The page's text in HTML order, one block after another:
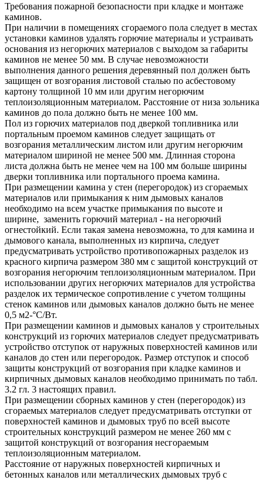
Требования пожарной безопасности при кладке и монтаже
каминов.
При наличии в помещениях сгораемого пола следует в местах
установки каминов удалять горючие материалы и устраивать
основания из негорючих материалов с выходом за габариты
каминов не менее 50 мм. В случае невозможности
выполнения данного решения деревянный пол должен быть
защищен от возгорания листовой сталью по асбестовому
картону толщиной 10 мм или другим негорючим
теплоизоляционным материалом. Расстояние от низа зольника
каминов до пола должно быть не менее 100 мм.
Пол из горючих материалов под дверкой топливника или
портальным проемом каминов следует защищать от
возгорания металлическим листом или другим негорючим
материалом шириной не менее 500 мм. Длинная сторона
листа должна быть не менее чем на 100 мм больше ширины
дверки топливника или портального проема камина.
При размещении камина у стен (перегородок) из сгораемых
материалов или примыкания к ним дымовых каналов
необходимо на всем участке примыкания по высоте и
ширине, заменить горючий материал - на негорючий
огнестойкий. Если такая замена невозможна, то для камина и
дымового канала, выполненных из кирпича, следует
предусматривать устройство противопожарных разделок из
красного кирпича размером 380 мм с защитой конструкций от
возгорания негорючим теплоизоляционным материалом. При
использовании других негорючих материалов для устройства
разделок их термическое сопротивление с учетом толщины
стенок каминов или дымовых каналов должно быть не менее
0,5 м2-°С/Вт.
При размещении каминов и дымовых каналов у строительных
конструкций из горючих материалов следует предусматривать
устройство отступок от наружных поверхностей каминов или
каналов до стен или перегородок. Размер отступок и способ
защиты конструкций от возгорания при кладке каминов и
кирпичных дымовых каналов необходимо принимать по табл.
3.2 гл. 3 настоящих правил.
При размещении сборных каминов у стен (перегородок) из
сгораемых материалов следует предусматривать отступки от
поверхностей каминов и дымовых труб по всей высоте
строительных конструкций размером не менее 260 мм с
защитой конструкций от возгорания несгораемым
теплоизоляционным материалом.
Расстояние от наружных поверхностей кирпичных и
бетонных каналов или металлических дымовых труб с